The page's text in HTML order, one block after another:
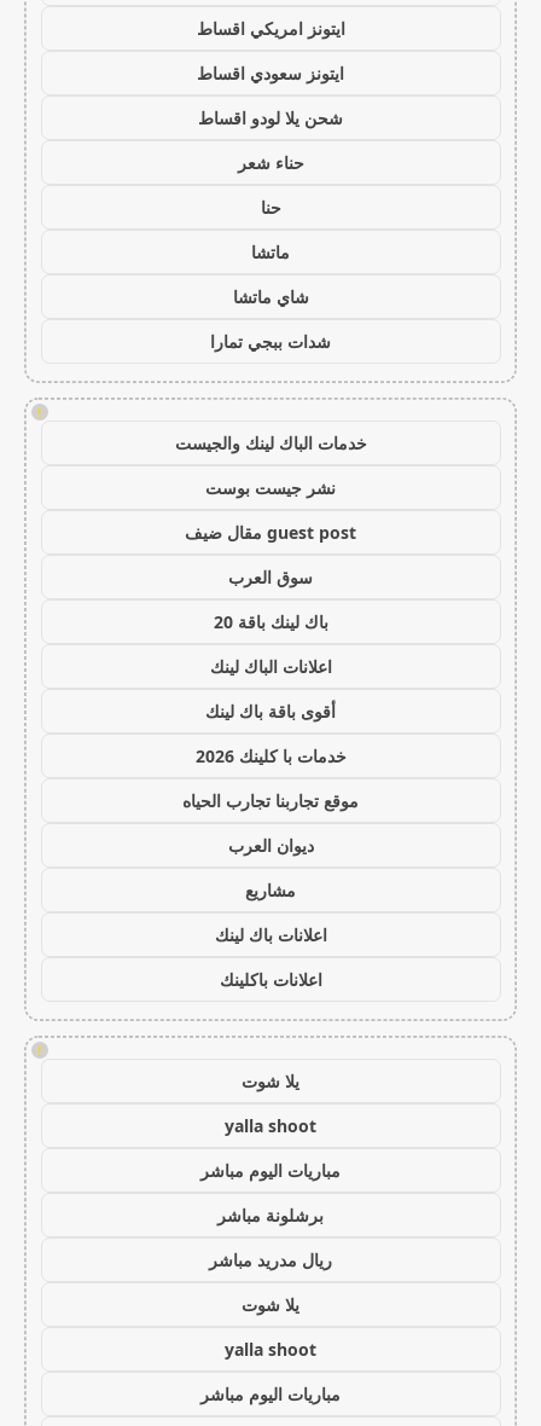
ايتونز امريكي اقساط
ايتونز سعودي اقساط
شحن يلا لودو اقساط
حناء شعر
حنا
ماتشا
شاي ماتشا
شدات ببجي تمارا
!
خدمات الباك لينك والجيست
نشر جيست بوست
guest post مقال ضيف
سوق العرب
باك لينك باقة 20
اعلانات الباك لينك
أقوى باقة باك لينك
خدمات با كلينك 2026
موقع تجاربنا تجارب الحياه
ديوان العرب
مشاريع
اعلانات باك لينك
اعلانات باكلينك
!
يلا شوت
yalla shoot
مباريات اليوم مباشر
برشلونة مباشر
ريال مدريد مباشر
يلا شوت
yalla shoot
مباريات اليوم مباشر